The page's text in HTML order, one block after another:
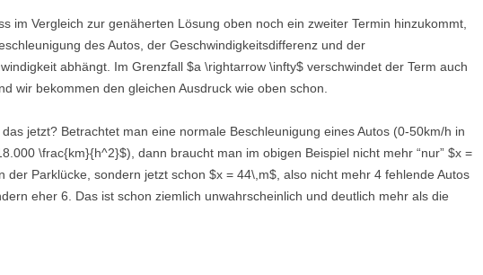
im Vergleich zur genäherten Lösung oben noch ein zweiter Termin hinzukommt,
des Autos, der Geschwindigkeitsdifferenz und der
abhängt. Im Grenzfall $a \rightarrow \infty$ verschwindet der Term auch
wir bekommen den gleichen Ausdruck wie oben schon.
jetzt? Betrachtet man eine normale Beschleunigung eines Autos (0-50km/h in
\frac{km}{h^2}$), dann braucht man im obigen Beispiel nicht mehr “nur” $x =
der Parklücke, sondern jetzt schon $x = 44\,m$, also nicht mehr 4 fehlende Autos
eher 6. Das ist schon ziemlich unwahrscheinlich und deutlich mehr als die